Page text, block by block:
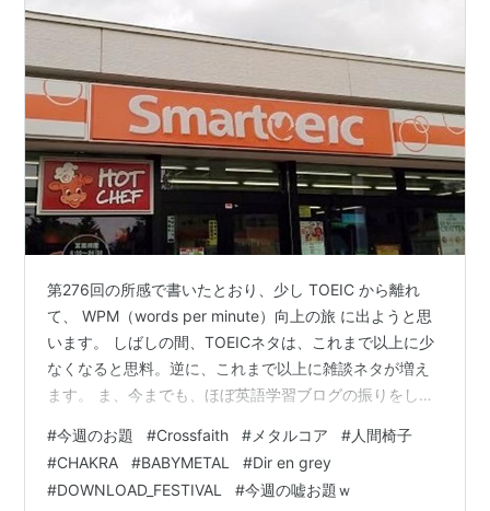
第276回の所感で書いたとおり、少し TOEIC から離れ
て、 WPM（words per minute）向上の旅 に出ようと思
います。 しばしの間、TOEICネタは、これまで以上に少
なくなると思料。逆に、これまで以上に雑談ネタが増え
ます。 ま、今までも、ほぼ英語学習ブログの振りをした
回が終わるまで我慢」して投稿を控えていた、下書きの
デットストックから音楽系の雑談放出～。（今日は、や
や遅めのお仕事がスケジュールされているので、これ、
#今週のお題 #Crossfaith # メタルコア #人間椅子
#CHAKRA #BABYMETAL #Dir en grey
#DOWNLOAD_FESTIVAL #今週の嘘お題ｗ